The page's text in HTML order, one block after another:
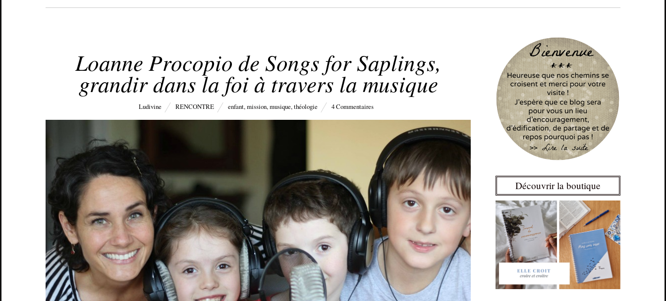
Loanne Procopio de Songs for Saplings,
grandir dans la foi à travers la musique
Ludivine RENCONTRE enfant,mission,musique,théologie 4 Commentaires
Découvrir la boutique